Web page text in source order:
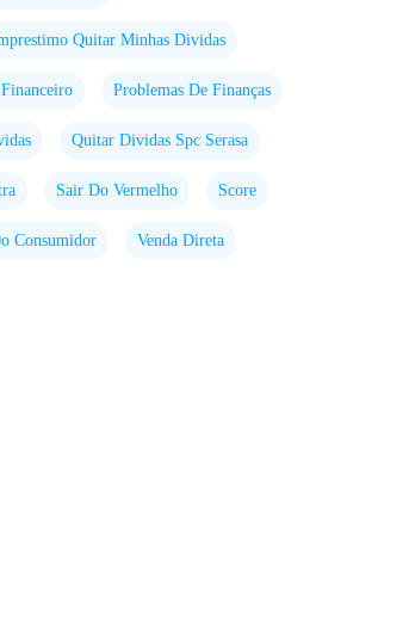
Quitar Minhas Dividas
Problemas De Finanças
Quitar Dividas Spc Serasa
Sair Do Vermelho Score
Consumidor Venda Direta